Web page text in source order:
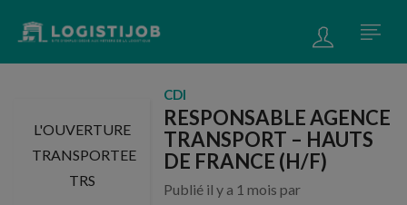
L'OUVERTURE
TRANSPORTEE
TRS
CDI
RESPONSABLE AGENCE
TRANSPORT – HAUTS
DE FRANCE (H/F)
Publié il y a 1 mois par